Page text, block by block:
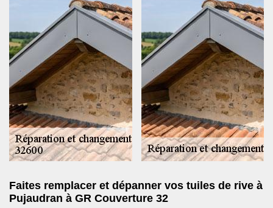
Faites remplacer et dépanner vos tuiles de rive à
Pujaudran à GR Couverture 32